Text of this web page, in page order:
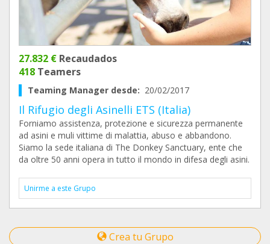
27.832 € Recaudados
418 Teamers
Teaming Manager desde: 20/02/2017
Il Rifugio degli Asinelli ETS (Italia)
Forniamo assistenza, protezione e sicurezza permanente
ad asini e muli vittime di malattia, abuso e abbandono.
Siamo la sede italiana di The Donkey Sanctuary, ente che
da oltre 50 anni opera in tutto il mondo in difesa degli asini.
Unirme a este Grupo
Crea tu Grupo